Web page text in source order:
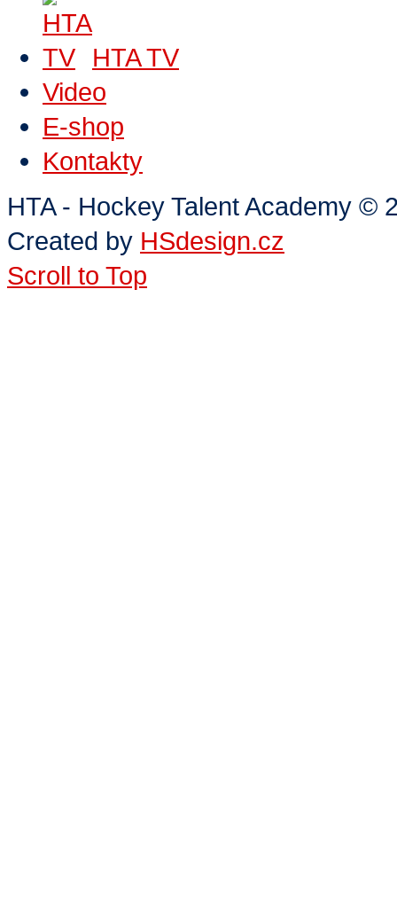
HTA TV
Video
E-shop
Kontakty
HTA - Hockey Talent Academy ©
Created by HSdesign.cz
Scroll to Top